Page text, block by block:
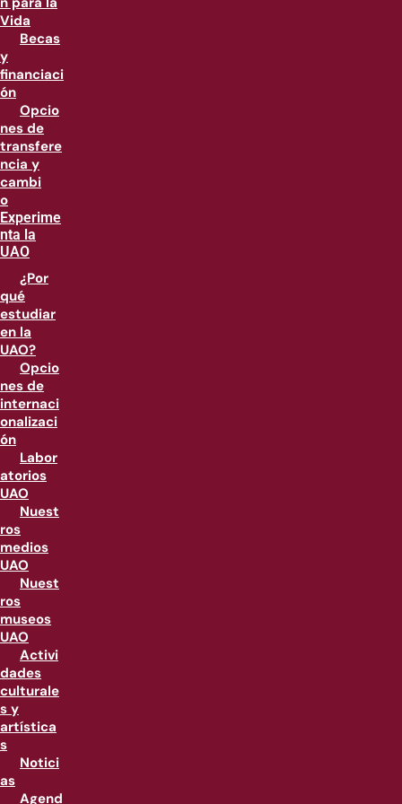
Vida
Becas
y
financiaci
ón
Opcio
nes de
transfere
ncia y
cambi
o
Experime
nta la
UAO
¿Por
qué
estudiar
en la
UAO?
Opcio
nes de
internaci
onalizaci
ón
Labor
atorios
UAO
Nuest
ros
medios
UAO
Nuest
ros
museos
UAO
Activi
dades
culturale
s y
artística
s
Notici
as
Agend